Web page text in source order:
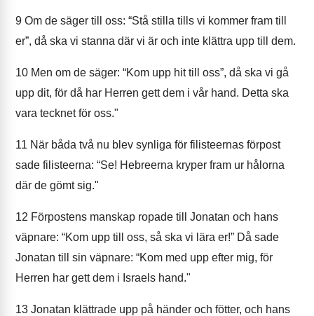
9 Om de säger till oss: “Stå stilla tills vi kommer fram till
er”, då ska vi stanna där vi är och inte klättra upp till dem.
10 Men om de säger: “Kom upp hit till oss”, då ska vi gå
upp dit, för då har Herren gett dem i vår hand. Detta ska
vara tecknet för oss."
11 När båda två nu blev synliga för filisteernas förpost
sade filisteerna: “Se! Hebreerna kryper fram ur hålorna
där de gömt sig."
12 Förpostens manskap ropade till Jonatan och hans
väpnare: “Kom upp till oss, så ska vi lära er!” Då sade
Jonatan till sin väpnare: “Kom med upp efter mig, för
Herren har gett dem i Israels hand."
13 Jonatan klättrade upp på händer och fötter, och hans